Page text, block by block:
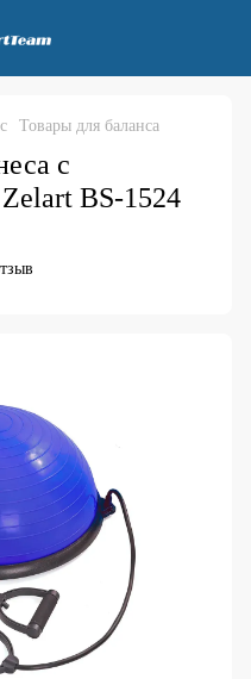
Товары для баланса
с
BS-1524